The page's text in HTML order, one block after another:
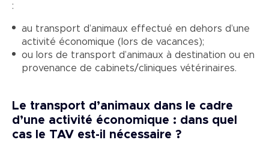
:
au transport d’animaux effectué en dehors d’une
activité économique (lors de vacances);
ou lors de transport d’animaux à destination ou en
provenance de cabinets/cliniques vétérinaires.
Le transport d’animaux dans le cadre
d’une activité économique : dans quel
cas le TAV est-il nécessaire ?